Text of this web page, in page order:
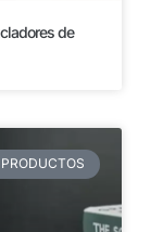
de
PRODUCTOS